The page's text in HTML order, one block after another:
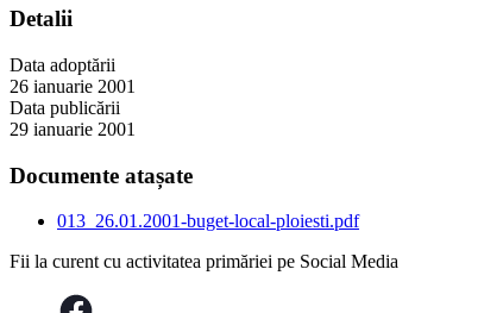
Detalii
Data adoptării
26 ianuarie 2001
Data publicării
29 ianuarie 2001
Documente atașate
013_26.01.2001-buget-local-ploiesti.pdf
Fii la curent cu activitatea primăriei pe Social Media